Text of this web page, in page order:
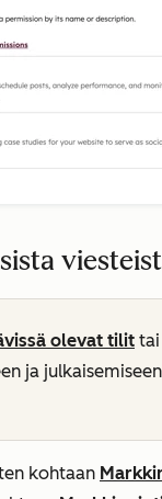
olevat tilit tai
ja
kohtaan